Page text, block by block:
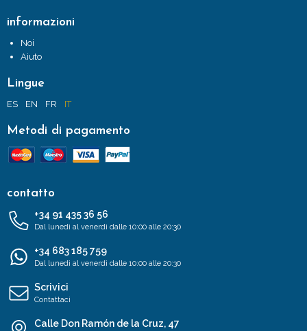
informazioni
Noi
Aiuto
Lingue
ES EN FR IT
Metodi di pagamento
contatto
+34 91 435 36 56
Dal lunedì al venerdì dalle 10:00 alle 20:30
+34 683 185 759
Dal lunedì al venerdì dalle 10:00 alle 20:30
Scrivici
Contattaci
Calle Don Ramón de la Cruz, 47